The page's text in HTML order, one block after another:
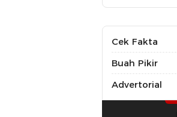
Cek Fakta
Buah Pikir
Advertorial